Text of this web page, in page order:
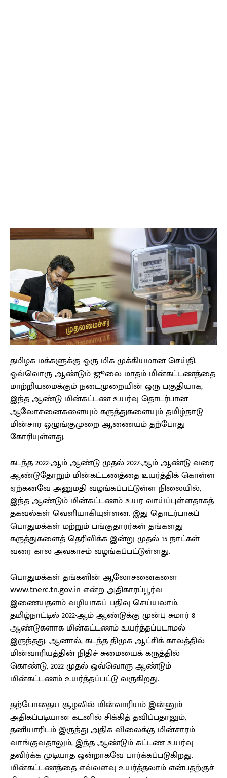
தமிழக மக்களுக்கு ஒரு மிக முக்கியமான செய்தி.
ஒவ்வொரு ஆண்டும் ஜூலை மாதம் மின்கட்டணத்தை
மாற்றியமைக்கும் நடைமுறையின் ஒரு பகுதியாக,
இந்த ஆண்டு மின்கட்டண உயர்வு தொடர்பான
ஆலோசனைகளையும் கருத்துகளையும் தமிழ்நாடு
மின்சார ஒழுங்குமுறை ஆணையம் தற்போது
கோரியுள்ளது.
கடந்த 2022-ஆம் ஆண்டு முதல் 2027-ஆம் ஆண்டு வரை
ஆண்டுதோறும் மின்கட்டணத்தை உயர்த்திக் கொள்ள
ஏற்கனவே அனுமதி வழங்கப்பட்டுள்ள நிலையில்,
இந்த ஆண்டும் மின்கட்டணம் உயர வாய்ப்புள்ளதாகத்
தகவல்கள் வெளியாகியுள்ளன. இது தொடர்பாகப்
பொதுமக்கள் மற்றும் பங்குதாரர்கள் தங்களது
கருத்துகளைத் தெரிவிக்க இன்று முதல் 15 நாட்கள்
வரை கால அவகாசம் வழங்கப்பட்டுள்ளது.
பொதுமக்கள் தங்களின் ஆலோசனைகளை
www.tnerc.tn.gov.in என்ற அதிகாரப்பூர்வ
இணையதளம் வழியாகப் பதிவு செய்யலாம்.
தமிழ்நாட்டில் 2022-ஆம் ஆண்டுக்கு முன்பு சுமார் 8
ஆண்டுகளாக மின்கட்டணம் உயர்த்தப்படாமல்
இருந்தது. ஆனால், கடந்த திமுக ஆட்சிக் காலத்தில்
மின்வாரியத்தின் நிதிச் சுமையைக் கருத்தில்
கொண்டு, 2022 முதல் ஒவ்வொரு ஆண்டும்
மின்கட்டணம் உயர்த்தப்பட்டு வருகிறது.
தற்போதைய சூழலில் மின்வாரியம் இன்னும்
அதிகப்படியான கடனில் சிக்கித் தவிப்பதாலும்,
தனியாரிடம் இருந்து அதிக விலைக்கு மின்சாரம்
வாங்குவதாலும், இந்த ஆண்டும் கட்டண உயர்வு
தவிர்க்க முடியாத ஒன்றாகவே பார்க்கப்படுகிறது.
மின்கட்டணத்தை எவ்வளவு உயர்த்தலாம் என்பதற்குச்